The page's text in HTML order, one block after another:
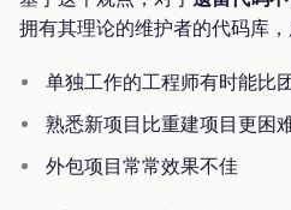
拥有其理论的维护者的代码库
单独工作的工程师有时能比
熟悉新项目比重建项目更困
外包项目常常效果不佳